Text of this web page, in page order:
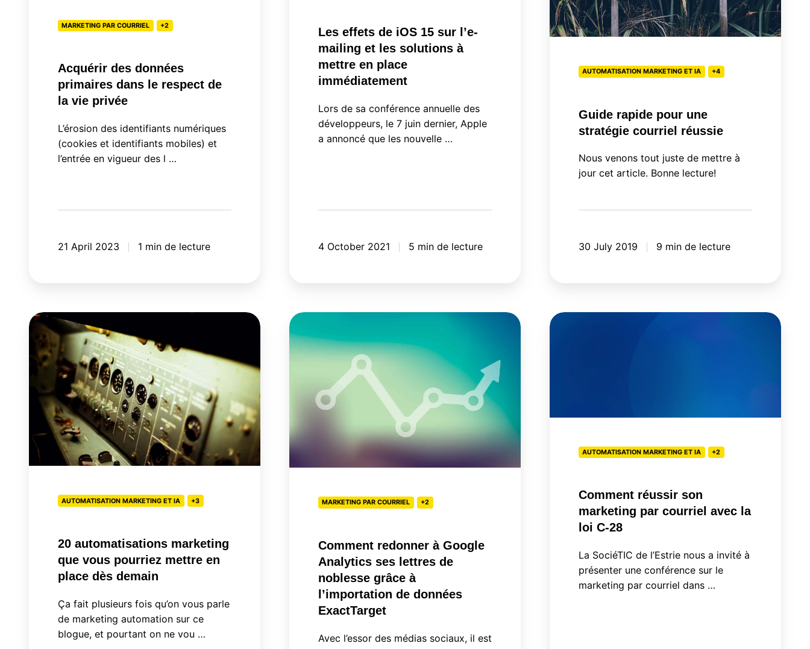
MARKETING PAR COURRIEL +2
Acquérir des données
primaires dans le respect de
la vie privée
L’érosion des identifiants numériques
(cookies et identifiants mobiles) et
l’entrée en vigueur des l …
21 April 2023 1 min de lecture
solutions
immédiatement
Les effets de iOS 15 sur l’e-
mailing et les solutions à
mettre en place
immédiatement
Lors de sa conférence annuelle des
développeurs, le 7 juin dernier, Apple
a annoncé que les nouvelle …
4 October 2021 5 min de lecture
AUTOMATISATION MARKETING ET IA +4
Guide rapide pour une
stratégie courriel réussie
Nous venons tout juste de mettre à
jour cet article. Bonne lecture!
30 July 2019 9 min de lecture
20
automatisations
marketing
vous
pourriez
mettre
en
place
AUTOMATISATION MARKETING ET IA +3
20 automatisations marketing
que vous pourriez mettre en
place dès demain
Ça fait plusieurs fois qu’on vous parle
de marketing automation sur ce
blogue, et pourtant on ne vou …
Comment
redonner
à
Analytics
de
noblesse
l’importation
données
ExactTarget
MARKETING PAR COURRIEL +2
Comment redonner à Google
Analytics ses lettres de
noblesse grâce à
l’importation de données
ExactTarget
Avec l’essor des médias sociaux, il est
Comment
avec
AUTOMATISATION MARKETING ET IA +2
Comment réussir son
marketing par courriel avec la
loi C-28
La SociéTIC de l’Estrie nous a invité à
présenter une conférence sur le
marketing par courriel dans …